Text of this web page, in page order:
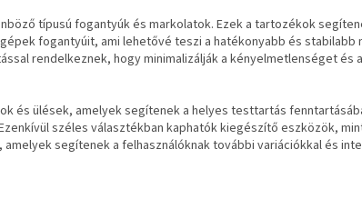
típusú fogantyúk és markolatok. Ezek a tartozékok
fogantyúit, ami lehetővé teszi a hatékonyabb és stabilabb
rendelkeznek, hogy minimalizálják a kényelmetlenséget és
és ülések, amelyek segítenek a helyes testtartás
széles választékban kaphatók kiegészítő eszközök,
segítenek a felhasználóknak további variációkkal és